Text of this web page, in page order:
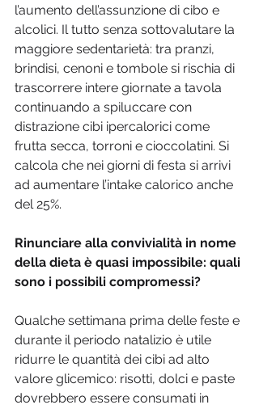
l’aumento dell’assunzione di cibo e
alcolici. Il tutto senza sottovalutare la
maggiore sedentarietà: tra pranzi,
brindisi, cenoni e tombole si rischia di
trascorrere intere giornate a tavola
continuando a spiluccare con
distrazione cibi ipercalorici come
frutta secca, torroni e cioccolatini. Si
calcola che nei giorni di festa si arrivi
ad aumentare l’intake calorico anche
del 25%.
Rinunciare alla convivialità in nome
della dieta è quasi impossibile: quali
sono i possibili compromessi?
Qualche settimana prima delle feste e
durante il periodo natalizio è utile
ridurre le quantità dei cibi ad alto
valore glicemico: risotti, dolci e paste
dovrebbero essere consumati in